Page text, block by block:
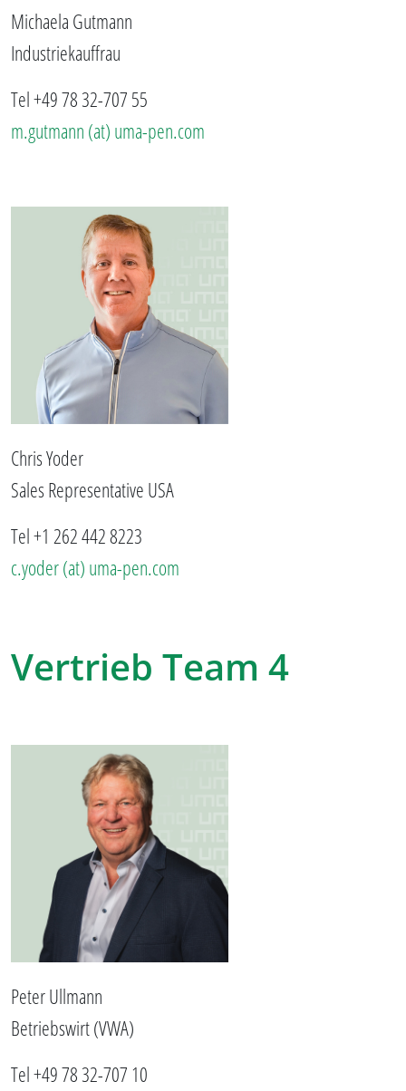
Michaela Gutmann
Industriekauffrau
Tel +49 78 32-707 55
m.gutmann (at) uma-pen.com
Chris Yoder
Sales Representative USA
Tel +1 262 442 8223
c.yoder (at) uma-pen.com
Vertrieb Team 4
Peter Ullmann
Betriebswirt (VWA)
Tel +49 78 32-707 10